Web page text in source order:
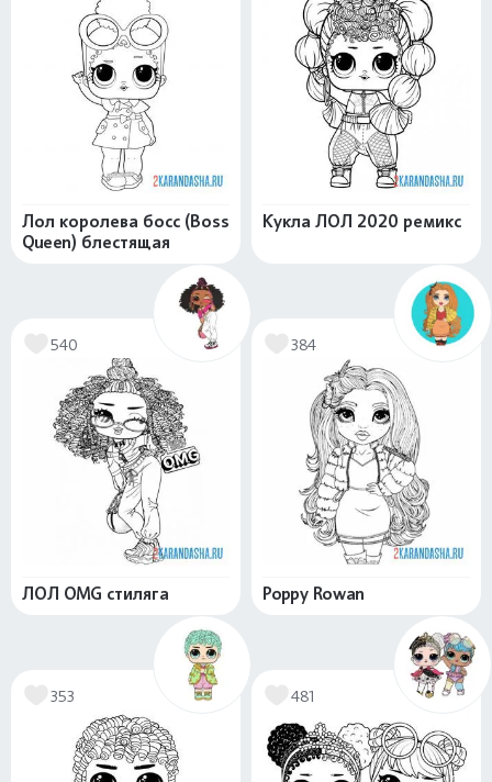
Лол королева босс (Boss
Queen) блестящая
Кукла ЛОЛ 2020 ремикс
540
ЛОЛ OMG стиляга
384
Poppy Rowan
353 481